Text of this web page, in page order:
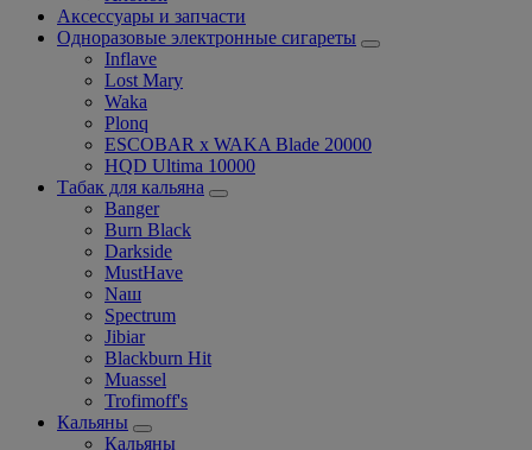
Аксессуары и запчасти
Одноразовые электронные сигареты
Inflave
Lost Mary
Waka
Plonq
ESCOBAR x WAKA Blade 20000
HQD Ultima 10000
Табак для кальяна
Banger
Burn Black
Darkside
MustHave
Nаш
Spectrum
Jibiar
Blackburn Hit
Muassel
Trofimoff's
Кальяны
Кальяны